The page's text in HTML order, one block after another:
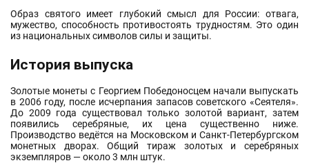
Образ святого имеет глубокий смысл для России: отвага,
мужество, способность противостоять трудностям. Это один
из национальных символов силы и защиты.
История выпуска
Золотые монеты с Георгием Победоносцем начали выпускать
в 2006 году, после исчерпания запасов советского «Сеятеля».
До 2009 года существовал только золотой вариант, затем
появились серебряные, их цена существенно ниже.
Производство ведётся на Московском и Санкт-Петербургском
монетных дворах. Общий тираж золотых и серебряных
экземпляров — около 3 млн штук.